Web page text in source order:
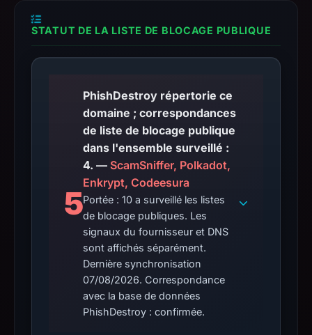
STATUT DE LA LISTE DE BLOCAGE PUBLIQUE
5
PhishDestroy répertorie ce
domaine ; correspondances
de liste de blocage publique
dans l'ensemble surveillé :
4. — ScamSniffer, Polkadot,
Enkrypt, Codeesura
Portée : 10 a surveillé les listes
de blocage publiques. Les
signaux du fournisseur et DNS
sont affichés séparément.
Dernière synchronisation
07/08/2026. Correspondance
avec la base de données
PhishDestroy : confirmée.